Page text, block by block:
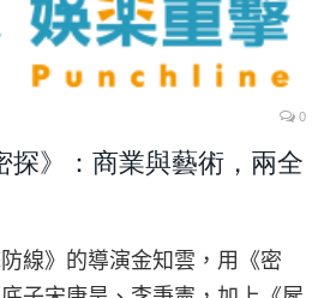
0
探》：商業與藝術，兩全
線》的導演金知雲，用《密